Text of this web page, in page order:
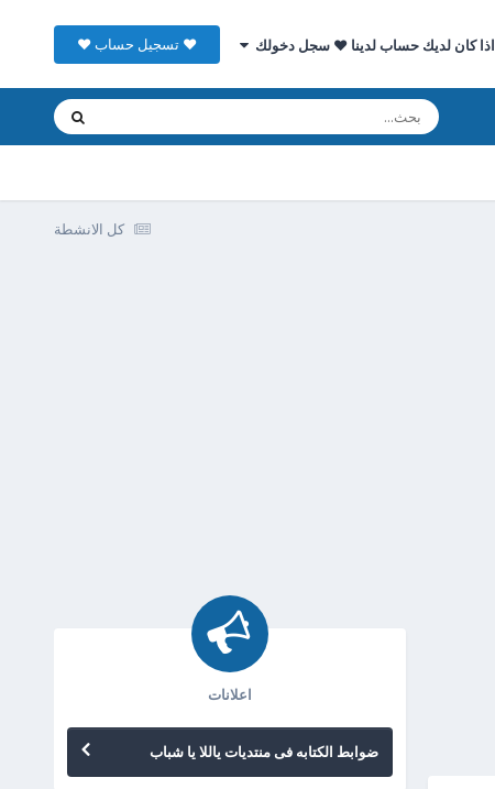
اذا كان لديك حساب لدينا ♥ سجل دخولك ♥ تسجيل حساب ♥
كل الانشطة
اعلانات
ضوابط الكتابه فى منتديات ياللا يا شباب